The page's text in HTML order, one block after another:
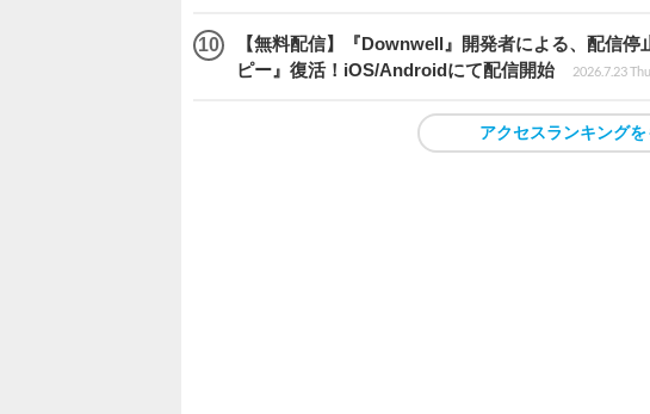
【無料配信】『Downwell』開発者による、配信
ピー』復活！iOS/Androidにて配信開始
2026.7.23
アクセスランキング